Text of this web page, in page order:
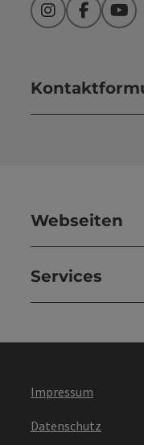
InstagramFacebook
Webseiten
Services
Impressum
Datenschutz